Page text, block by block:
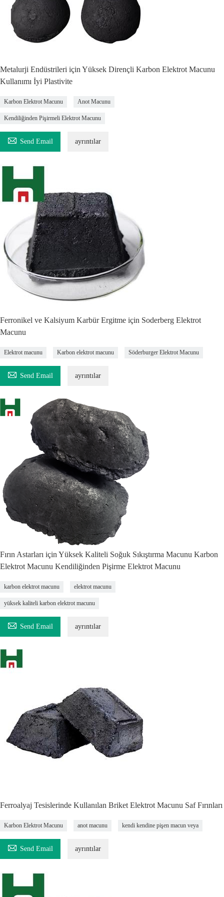
Metalurji Endüstrileri için Yüksek Dirençli Karbon Elektrot Macunu
Kullanımı İyi Plastivite
Karbon Elektrot Macunu Anot Macunu
Kendiliğinden Pişirmeli Elektrot Macunu
 Send Email ayrıntılar
Ferronikel ve Kalsiyum Karbür Ergitme için Soderberg Elektrot
Macunu
Elektrot macunu Karbon elektrot macunu Söderburger Elektrot Macunu
 Send Email ayrıntılar
Fırın Astarları için Yüksek Kaliteli Soğuk Sıkıştırma Macunu Karbon
Elektrot Macunu Kendiliğinden Pişirme Elektrot Macunu
karbon elektrot macunu elektrot macunu
yüksek kaliteli karbon elektrot macunu
 Send Email ayrıntılar
Ferroalyaj Tesislerinde Kullanılan Briket Elektrot Macunu Saf Fırınları
Karbon Elektrot Macunu anot macunu kendi kendine pişen macun veya
 Send Email ayrıntılar